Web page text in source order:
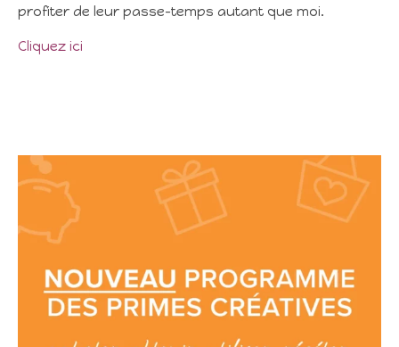
profiter de leur passe-temps autant que moi.
Cliquez ici